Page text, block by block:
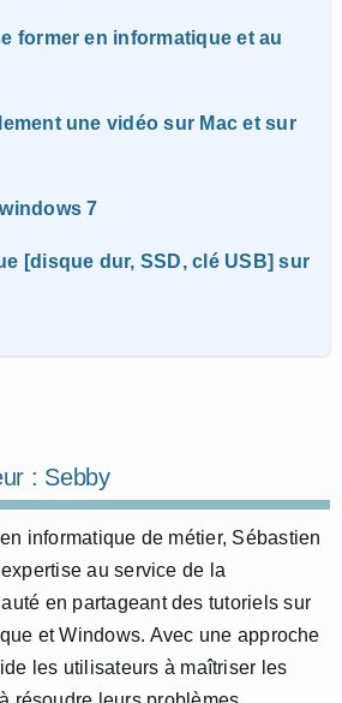
former en informatique et au
une vidéo sur Mac et sur
7
[disque dur, SSD, clé USB] sur
: Sebby
informatique de métier, Sébastien
au service de la
en partageant des tutoriels sur
et Windows. Avec une approche
les utilisateurs à maîtriser les